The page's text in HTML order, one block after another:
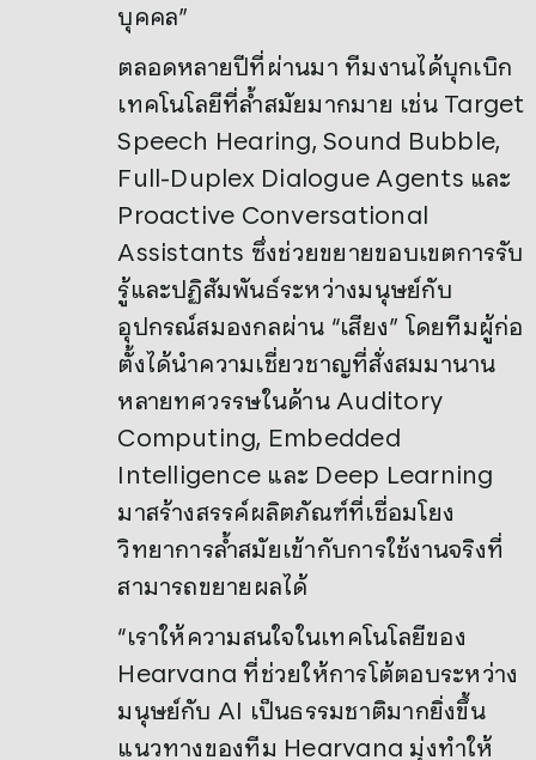
บุคคล”
ตลอดหลายปีที่ผ่านมา ทีมงานได้บุกเบิก
เทคโนโลยีที่ล้ำสมัยมากมาย เช่น Target
Speech Hearing, Sound Bubble,
Full-Duplex Dialogue Agents และ
Proactive Conversational
Assistants ซึ่งช่วยขยายขอบเขตการรับ
รู้และปฏิสัมพันธ์ระหว่างมนุษย์กับ
อุปกรณ์สมองกลผ่าน “เสียง” โดยทีมผู้ก่อ
ตั้งได้นำความเชี่ยวชาญที่สั่งสมมานาน
หลายทศวรรษในด้าน Auditory
Computing, Embedded
Intelligence และ Deep Learning
มาสร้างสรรค์ผลิตภัณฑ์ที่เชื่อมโยง
วิทยาการล้ำสมัยเข้ากับการใช้งานจริงที่
สามารถขยายผลได้
“เราให้ความสนใจในเทคโนโลยีของ
Hearvana ที่ช่วยให้การโต้ตอบระหว่าง
มนุษย์กับ AI เป็นธรรมชาติมากยิ่งขึ้น
แนวทางของทีม Hearvana มุ่งทำให้